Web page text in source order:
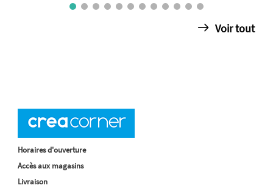
Voir tout
Horaires d'ouverture
Accès aux magasins
Livraison